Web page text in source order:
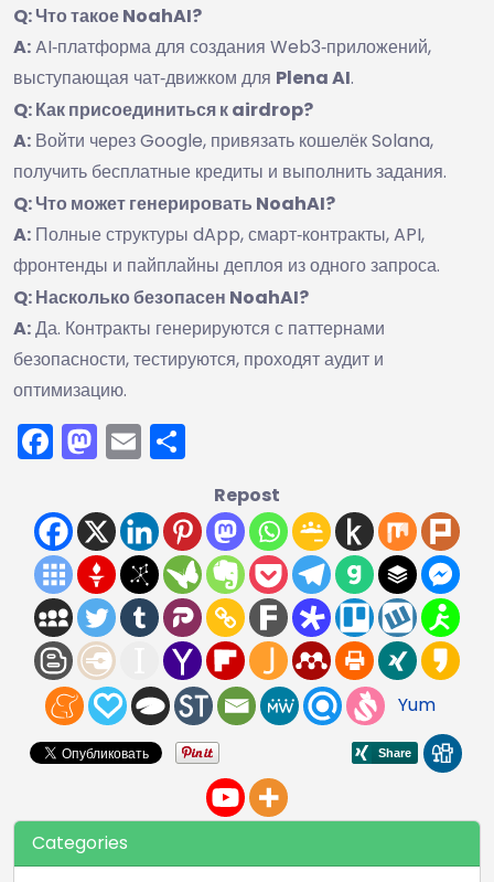
Q: Что такое NoahAI?
A:AI‑платформа для создания Web3‑приложений,
выступающая чат‑движком для Plena AI.
Q: Как присоединиться к airdrop?
A: Войти через Google, привязать кошелёк Solana,
получить бесплатные кредиты и выполнить задания.
Q: Что может генерировать NoahAI?
A: Полные структуры dApp, смарт‑контракты, API,
фронтенды и пайплайны деплоя из одного запроса.
Q: Насколько безопасен NoahAI?
A:Да. Контракты генерируются с паттернами
безопасности, тестируются, проходят аудит и
оптимизацию.
Facebook
Mastodon
Email
Repost
Yum
Categories